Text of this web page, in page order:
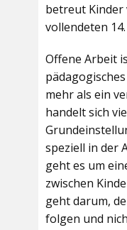
betreut Kinder
vollendeten
Offene Arbeit
mehr als ein
handelt sich
speziell in der
geht es um
zwischen
geht darum,
folgen und